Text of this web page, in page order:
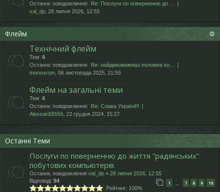
Останнє повідомлення:
Re: Послуги по поверненню до …
val_dp , 28 липня 2026, 12:55
Флейм
Технічний флейм
Тем: 6
Останнє повідомлення:
Re: найдивовижніші поломки ко…
monoxrom , 06 листопада 2025, 21:59
Флейм на загальні теми
Тем: 6
Останнє повідомлення:
Re: Слава Україні!!!
Alexsan55555 , 22 грудня 2024, 15:27
Останні Теми
Послуги по поверненню до життя "радянських"
побутових компьютерів.
Останнє повідомлення val_dp « 28 липня 2026, 12:55
Відповіді: 94 1 … 7 8 9 10
Рейтинг: 100%